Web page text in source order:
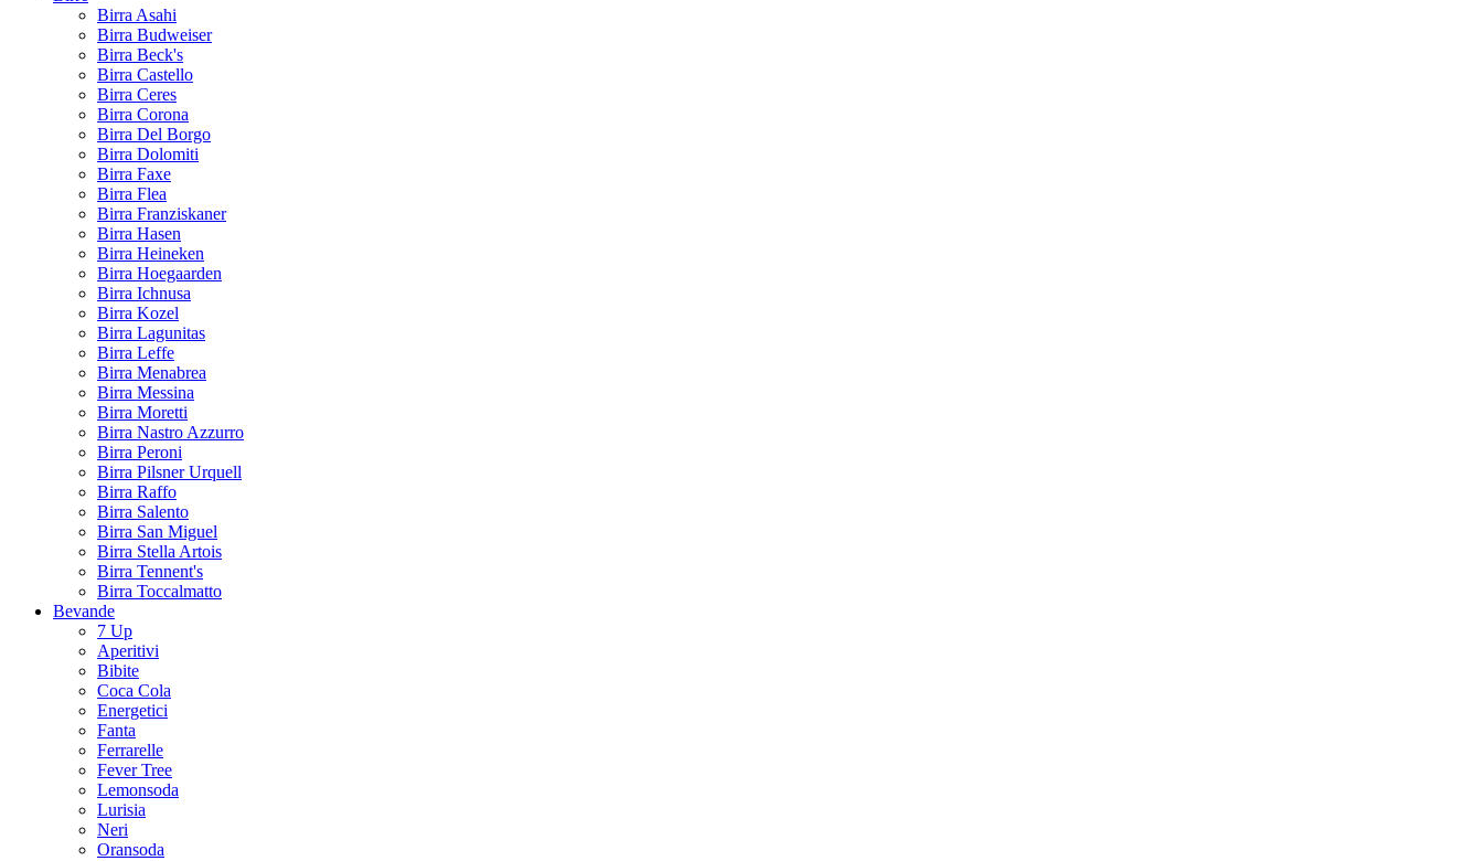
Birra Asahi
Birra Budweiser
Birra Beck's
Birra Castello
Birra Ceres
Birra Corona
Birra Del Borgo
Birra Dolomiti
Birra Faxe
Birra Flea
Birra Franziskaner
Birra Hasen
Birra Heineken
Birra Hoegaarden
Birra Ichnusa
Birra Kozel
Birra Lagunitas
Birra Leffe
Birra Menabrea
Birra Messina
Birra Moretti
Birra Nastro Azzurro
Birra Peroni
Birra Pilsner Urquell
Birra Raffo
Birra Salento
Birra San Miguel
Birra Stella Artois
Birra Tennent's
Birra Toccalmatto
Bevande
7 Up
Aperitivi
Bibite
Coca Cola
Energetici
Fanta
Ferrarelle
Fever Tree
Lemonsoda
Lurisia
Neri
Oransoda